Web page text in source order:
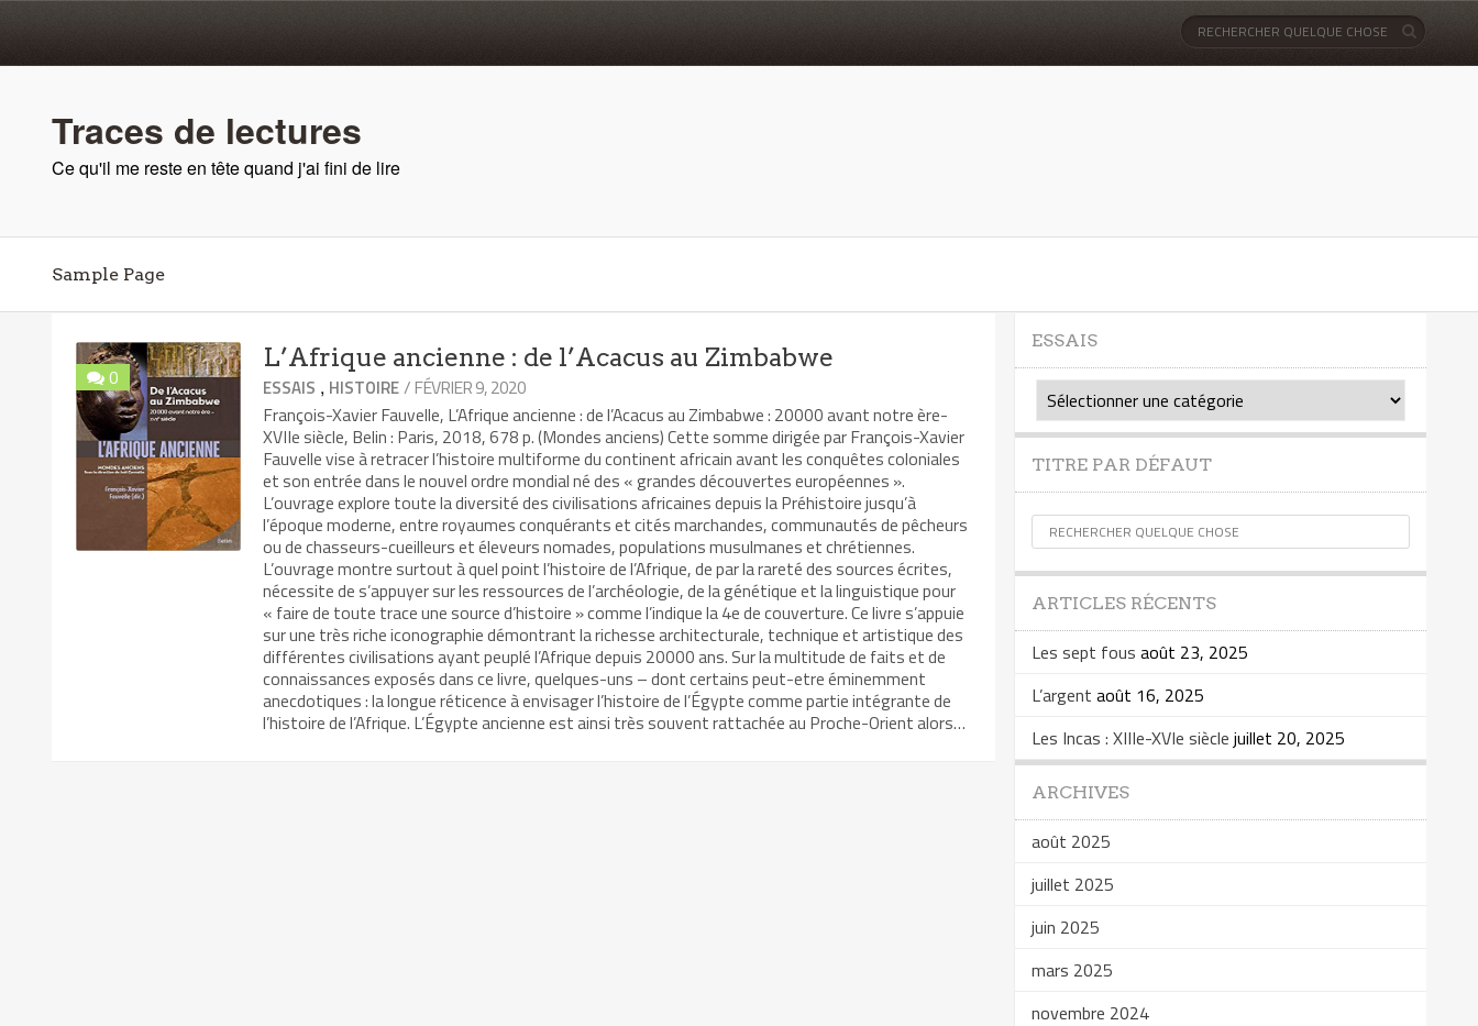
Traces de lectures
Ce qu'il me reste en tête quand j'ai fini de lire
Sample Page
0
L’Afrique ancienne : de l’Acacus au Zimbabwe
ESSAIS , HISTOIRE/ FÉVRIER 9, 2020
François-Xavier Fauvelle, L’Afrique ancienne : de l’Acacus au Zimbabwe : 20000 avant notre ère-
XVIIe siècle, Belin : Paris, 2018, 678 p. (Mondes anciens) Cette somme dirigée par François-Xavier
Fauvelle vise à retracer l’histoire multiforme du continent africain avant les conquêtes coloniales
et son entrée dans le nouvel ordre mondial né des « grandes découvertes européennes ».
L’ouvrage explore toute la diversité des civilisations africaines depuis la Préhistoire jusqu’à
l’époque moderne, entre royaumes conquérants et cités marchandes, communautés de pêcheurs
ou de chasseurs-cueilleurs et éleveurs nomades, populations musulmanes et chrétiennes.
L’ouvrage montre surtout à quel point l’histoire de l’Afrique, de par la rareté des sources écrites,
nécessite de s’appuyer sur les ressources de l’archéologie, de la génétique et la linguistique pour
« faire de toute trace une source d’histoire » comme l’indique la 4e de couverture. Ce livre s’appuie
sur une très riche iconographie démontrant la richesse architecturale, technique et artistique des
différentes civilisations ayant peuplé l’Afrique depuis 20000 ans. Sur la multitude de faits et de
connaissances exposés dans ce livre, quelques-uns – dont certains peut-etre éminemment
anecdotiques : la longue réticence à envisager l’histoire de l’Égypte comme partie intégrante de
l’histoire de l’Afrique. L’Égypte ancienne est ainsi très souvent rattachée au Proche-Orient alors…
ESSAIS
Essais
TITRE PAR DÉFAUT
ARTICLES RÉCENTS
Les sept fous août 23, 2025
L’argent août 16, 2025
Les Incas : XIIIe-XVIe siècle juillet 20, 2025
ARCHIVES
août 2025
juillet 2025
juin 2025
mars 2025
novembre 2024